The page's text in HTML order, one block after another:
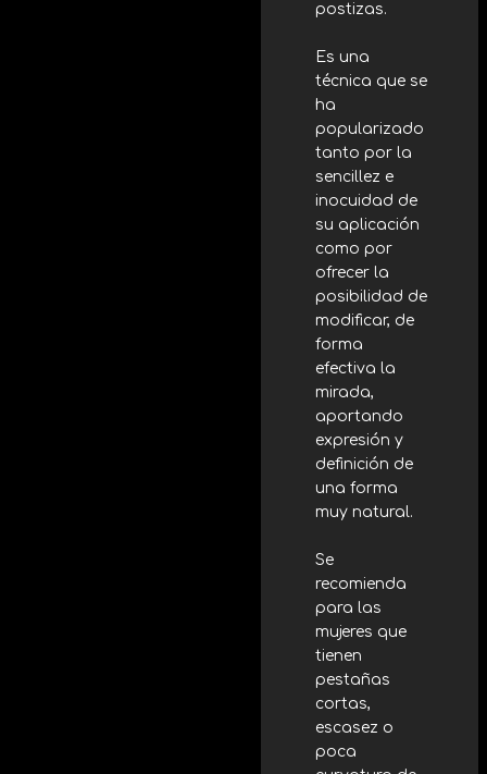
postizas.
Es una
técnica que se
ha
popularizado
tanto por la
sencillez e
inocuidad de
su aplicación
como por
ofrecer la
posibilidad de
modificar, de
forma
efectiva la
mirada,
aportando
expresión y
definición de
una forma
muy natural.
Se
recomienda
para las
mujeres que
tienen
pestañas
cortas,
escasez o
poca